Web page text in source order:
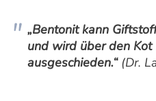
„Bentonit kann
und wird über den
ausgeschieden.“ (Dr.